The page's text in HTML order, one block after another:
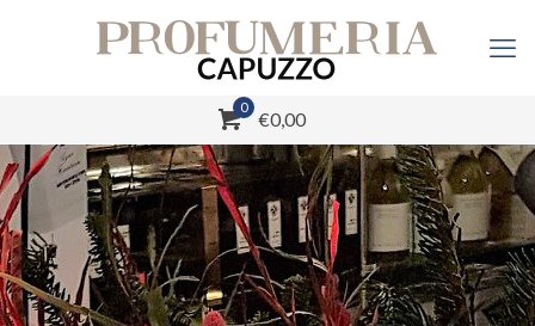
0
€0,00